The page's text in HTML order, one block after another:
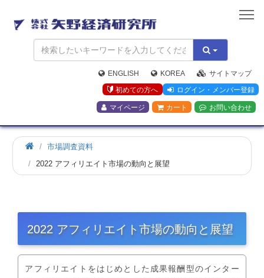
矢
野
経
済
研
究
所
ENGLISH KOREA
サイトマップ
初めての方へ
ログイン・メンバー登録
マイページ カート お問い合わせ
市場調査資料
2022 アフィリエイト市場の動向と展望
2022 アフィリエイト市場の動向と展望
アフィリエイトをはじめとした成果報酬型のインター